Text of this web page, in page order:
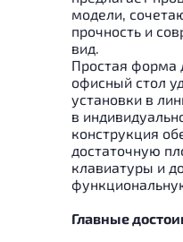
модели,
прочность и
вид.
Простая форма
офисный стол
установки в
в
конструкция
достаточную
клавиатуры и
Главные